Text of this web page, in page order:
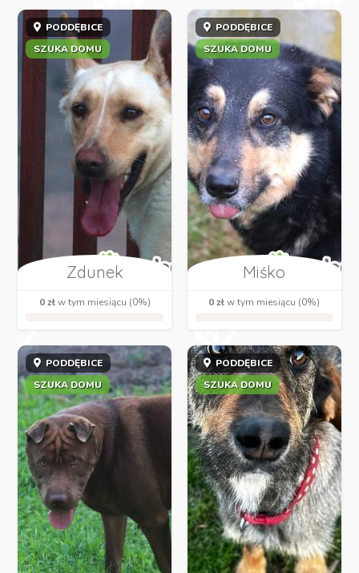
PODDĘBICE
SZUKA DOMU
Zdunek
0 złw tym miesiącu (0%)
PODDĘBICE
SZUKA DOMU
Miśko
0 złw tym miesiącu (0%)
PODDĘBICE
SZUKA DOMU
PODDĘBICE
SZUKA DOMU